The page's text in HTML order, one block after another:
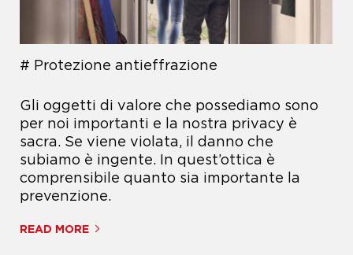
Protezione antieffrazione
Gli oggetti di valore che possediamo sono
per noi importanti e la nostra privacy è
sacra. Se viene violata, il danno che
subiamo è ingente. In quest’ottica è
comprensibile quanto sia importante la
prevenzione.
READ MORE